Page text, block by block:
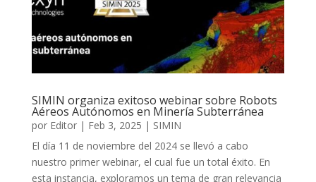
SIMIN organiza exitoso webinar sobre Robots
Aéreos Autónomos en Minería Subterránea
por Editor| Feb 3, 2025 | SIMIN
El día 11 de noviembre del 2024 se llevó a cabo
nuestro primer webinar, el cual fue un total éxito. En
esta instancia, exploramos un tema de gran relevancia